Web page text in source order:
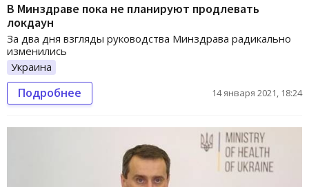
В Минздраве пока не планируют продлевать
локдаун
За два дня взгляды руководства Минздрава радикально
изменились
Украина
Подробнее 14 января 2021, 18:24